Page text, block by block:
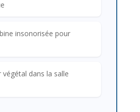
insonorisée pour
végétal dans la salle